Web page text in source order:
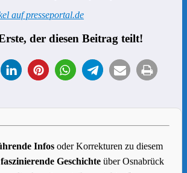
auf presseportal.de
der diesen Beitrag teilt!
Infos oder Korrekturen zu diesem
faszinierende Geschichte über Osnabrück